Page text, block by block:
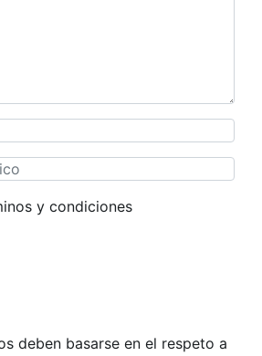
y condiciones
deben basarse en el respeto a